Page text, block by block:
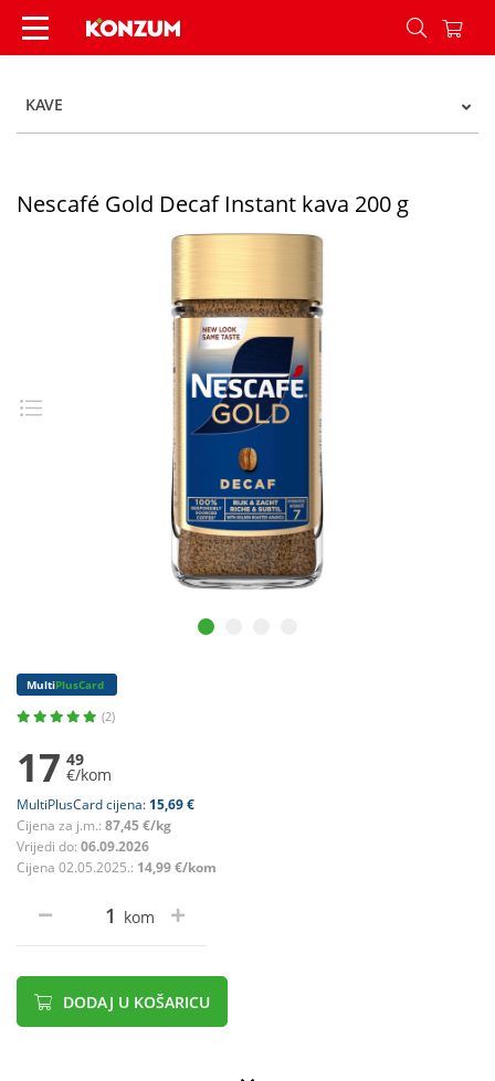
Nescafé Gold Decaf Instant kava 200 g - Konzum
KAVE
Nescafé Gold Decaf Instant kava 200 g
MultiPlusCard
(2)
17 49
€/kom
MultiPlusCard cijena: 15,69 €
Cijena za j.m.: 87,45 €/kg
Vrijedi do: 06.09.2026
Cijena 02.05.2025.: 14,99 €/kom
kom
DODAJ U KOŠARICU